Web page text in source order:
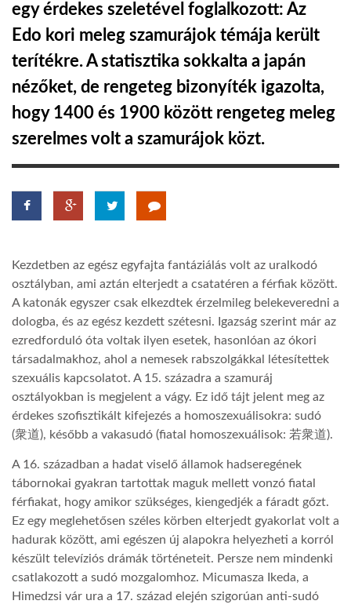
GLOBOZSARU
DOBRAVERO.HU
LATIMO.HU
GLOBOBOOK
egy érdekes szeletével foglalkozott: Az
Edo kori meleg szamurájok témája került
terítékre. A statisztika sokkalta a japán
nézőket, de rengeteg bizonyíték igazolta,
hogy 1400 és 1900 között rengeteg meleg
szerelmes volt a szamurájok közt.
Kezdetben az egész egyfajta fantáziálás volt az uralkodó
osztályban, ami aztán elterjedt a csatatéren a férfiak között.
A katonák egyszer csak elkezdtek érzelmileg belekeveredni a
dologba, és az egész kezdett szétesni. Igazság szerint már az
ezredforduló óta voltak ilyen esetek, hasonlóan az ókori
társadalmakhoz, ahol a nemesek rabszolgákkal létesítettek
szexuális kapcsolatot. A 15. századra a szamuráj
osztályokban is megjelent a vágy. Ez idő tájt jelent meg az
érdekes szofisztikált kifejezés a homoszexuálisokra: sudó
(衆道), később a vakasudó (fiatal homoszexuálisok: 若衆道).
A 16. században a hadat viselő államok hadseregének
tábornokai gyakran tartottak maguk mellett vonzó fiatal
férfiakat, hogy amikor szükséges, kiengedjék a fáradt gőzt.
Ez egy meglehetősen széles körben elterjedt gyakorlat volt a
hadurak között, ami egészen új alapokra helyezheti a korról
készült televíziós drámák történeteit. Persze nem mindenki
csatlakozott a sudó mozgalomhoz. Micumasza Ikeda, a
Himedzsi vár ura a 17. század elején szigorúan anti-sudó